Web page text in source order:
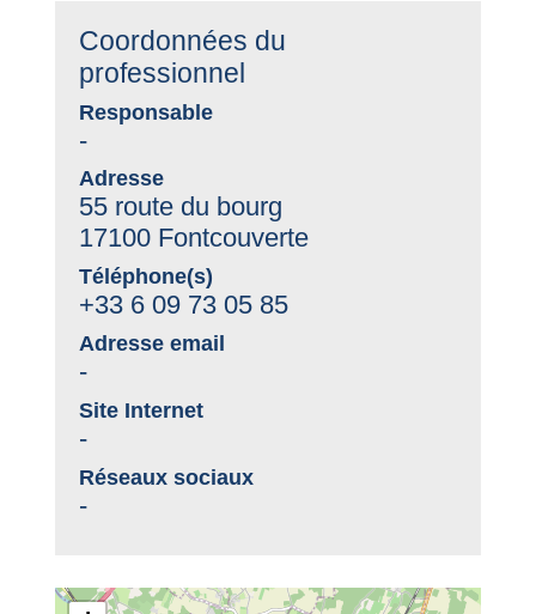
Coordonnées du
professionnel
Responsable
-
Adresse
55 route du bourg
17100 Fontcouverte
Téléphone(s)
+33 6 09 73 05 85
Adresse email
-
Site Internet
-
Réseaux sociaux
-